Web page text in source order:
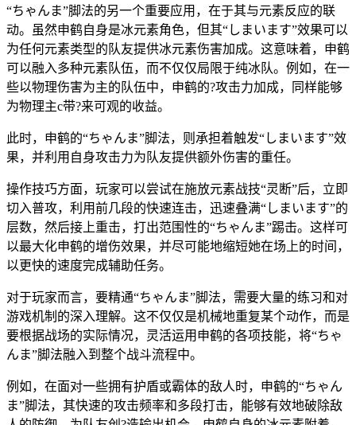
“ちゃんま”脚法的另一个重要应用，在于其与元素反应的联
动。虽然申鹤自身是冰元素角色，但其“しまいます”效果可以
为任何元素类型的队友提供冰元素伤害加成。这意味着，申鹤
可以融入多种元素队伍，而不仅仅局限于纯冰队。例如，在一
些以物理伤害为主的队伍中，申鹤的?攻击力加成，同样能够
为物理主c带?来可观的收益。
此时，申鹤的“ちゃんま”脚法，则承担着触发“しまいます”效
果，并利用自身攻击力为队友提供额外伤害的重任。
操作技巧方面，玩家可以尝试在施放元素战技“灵断”后，立即
切入普攻，利用前几段的快速连击，迅速叠满“しまいます”的
层数，然后接上重击，打出范围性的“ちゃんま”踢击。这样可
以最大化申鹤的增伤效果，并尽可能地缩短她在场上的时间，
以更快的速度完成辅助任务。
对于玩家而言，要精通“ちゃんま”脚法，需要大量的练习和对
游戏机制的深入理解。这不仅仅是机械地重复某个动作，而是
要根据战场的实际情况，灵活运用申鹤的各项技能，将“ちゃ
んま”脚法融入到整个战斗流程中。
例如，在面对一些拥有护盾或霸体的敌人时，申鹤的“ちゃん
ま”脚法，其快速的攻击频率和多段打击，能够有效地破除敌